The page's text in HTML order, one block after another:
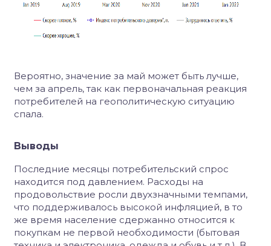
Вероятно, значение за май может быть лучше,
чем за апрель, так как первоначальная реакция
потребителей на геополитическую ситуацию
спала.
Выводы
Последние месяцы потребительский спрос
находится под давлением. Расходы на
продовольствие росли двухзначными темпами,
что поддерживалось высокой инфляцией, в то
же время население сдержанно относится к
покупкам не первой необходимости (бытовая